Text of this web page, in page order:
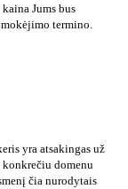
Jums bus
termino.
yra atsakingas už
domenu
čia nurodytais